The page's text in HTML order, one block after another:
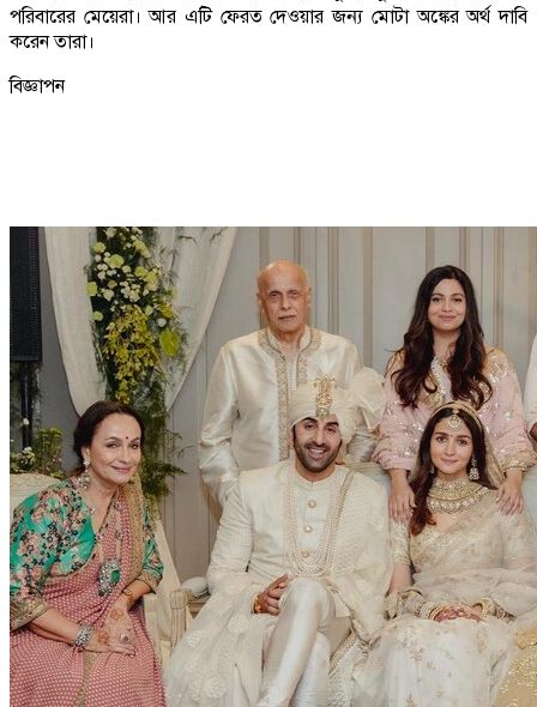
পরিবারের মেয়েরা। আর এটি ফেরত দেওয়ার জন্য মোটা অঙ্কের অর্থ দাবি
করেন তারা।
বিজ্ঞাপন